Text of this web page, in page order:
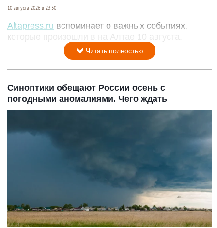
10 августа 2026 в 23:30
Altapress.ru вспоминает о важных событиях,
которые произошли в на Алтае 10 августа.
Читать полностью
Синоптики обещают России осень с
погодными аномалиями. Чего ждать